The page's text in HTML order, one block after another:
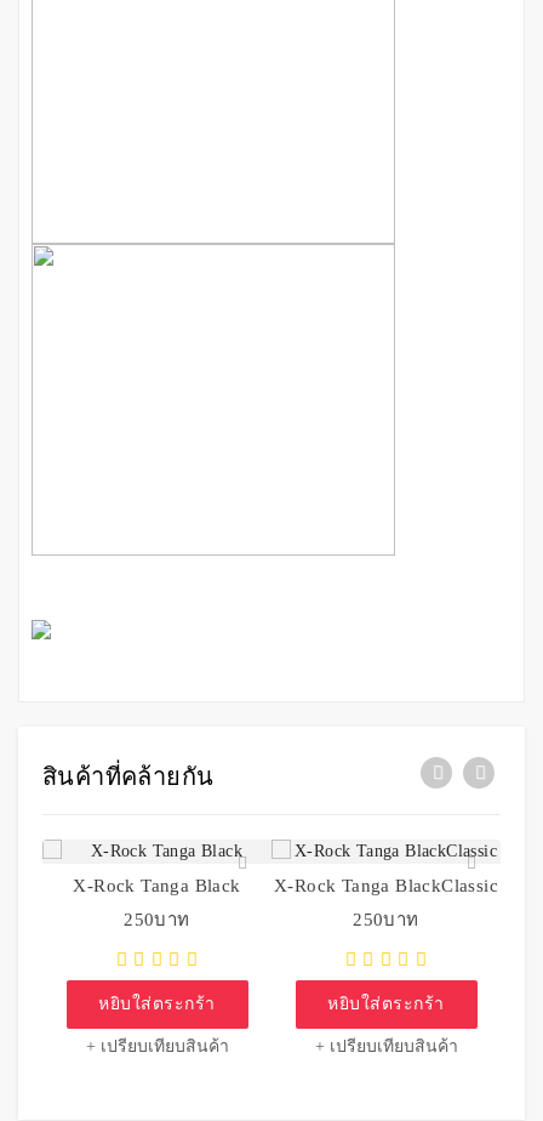
สินค้าที่คล้ายกัน
X-Rock Tanga Black
250บาท
หยิบใส่ตระกร้า
+ เปรียบเทียบสินค้า
X-Rock Tanga BlackClassic
250บาท
หยิบใส่ตระกร้า
+ เปรียบเทียบสินค้า